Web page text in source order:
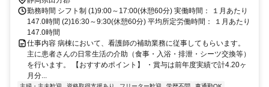
勤務時間 シフト制 (1)9:00～17:00(休憩60分) 実働時間： １月あたり
147.0時間 (2)16:30～9:30(休憩60分) 平均所定労働時間： １月あたり
147.0時間
仕事内容 病棟において、看護師の補助業務に従事してもらいます。
主に患者さんの日常生活の介助（食事・入浴・排泄・シーツ交換等）
を行います。 【おすすめポイント】 ・賞与は前年度実績で計4.20ヶ
月分...